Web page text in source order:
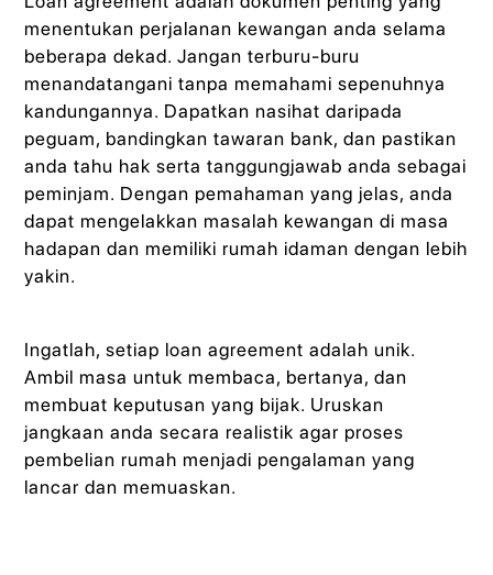
menentukan perjalanan kewangan anda selama
beberapa dekad. Jangan terburu-buru
menandatangani tanpa memahami sepenuhnya
kandungannya. Dapatkan nasihat daripada
peguam, bandingkan tawaran bank, dan pastikan
anda tahu hak serta tanggungjawab anda sebagai
peminjam. Dengan pemahaman yang jelas, anda
dapat mengelakkan masalah kewangan di masa
hadapan dan memiliki rumah idaman dengan lebih
yakin.
Ingatlah, setiap loan agreement adalah unik.
Ambil masa untuk membaca, bertanya, dan
membuat keputusan yang bijak. Uruskan
jangkaan anda secara realistik agar proses
pembelian rumah menjadi pengalaman yang
lancar dan memuaskan.